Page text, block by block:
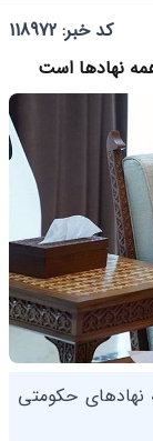
کد خبر: 118972
نهادها است
نهادهای حکومتی